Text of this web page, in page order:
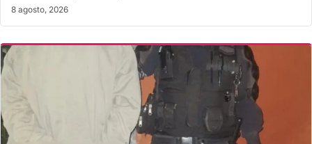
8 agosto, 2026